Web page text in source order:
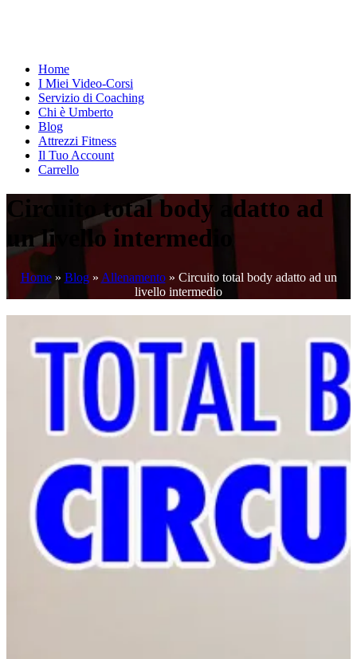
Home
I Miei Video-Corsi
Servizio di Coaching
Chi è Umberto
Blog
Attrezzi Fitness
Il Tuo Account
Carrello
Circuito total body adatto ad
un livello intermedio
Home» Blog» Allenamento» Circuito total body adatto ad un
livello intermedio